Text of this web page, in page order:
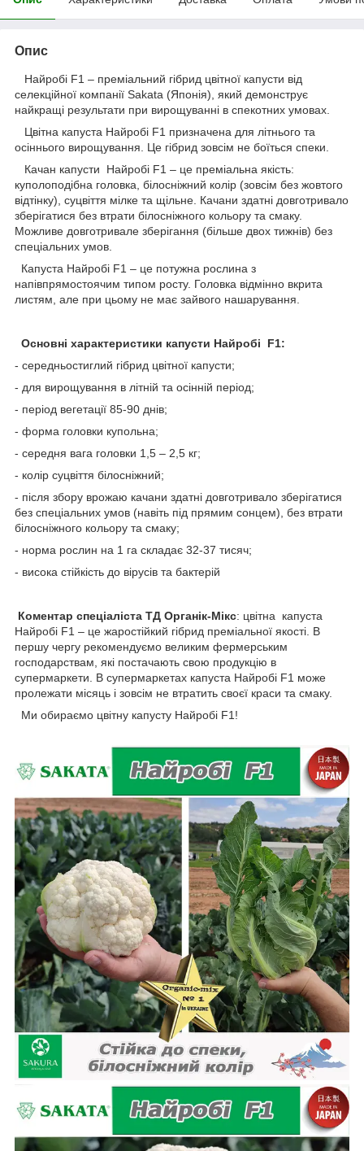
Опис
Найробі F1 – преміальний гібрид цвітної капусти від
селекційної компанії Sakata (Японія), який демонструє
найкращі результати при вирощуванні в спекотних умовах.
Цвітна капуста Найробі F1 призначена для літнього та
осіннього вирощування. Це гібрид зовсім не боїться спеки.
Качан капусти Найробі F1 – це преміальна якість:
куполоподібна головка, білосніжний колір (зовсім без жовтого
відтінку), суцвіття мілке та щільне. Качани здатні довготривало
зберігатися без втрати білосніжного кольору та смаку.
Можливе довготривале зберігання (більше двох тижнів) без
спеціальних умов.
Капуста Найробі F1 – це потужна рослина з
напівпрямостоячим типом росту. Головка відмінно вкрита
листям, але при цьому не має зайвого нашарування.
Основні характеристики капусти Найробі
F1:
- середньостиглий гібрид цвітної капусти;
- для вирощування в літній та осінній період;
- період вегетації 85-90 днів;
- форма головки купольна;
- середня вага головки 1,5 – 2,5 кг;
- колір суцвіття білосніжний;
- після збору врожаю качани здатні довготривало зберігатися
без спеціальних умов (навіть під прямим сонцем), без втрати
білосніжного кольору та смаку;
- норма рослин на 1 га складає 32-37 тисяч;
- висока стійкість до вірусів та бактерій
Коментар спеціаліста ТД Органік-Мікс: цвітна капуста
Найробі F1 – це жаростійкий гібрид преміальної якості. В
першу чергу рекомендуємо великим фермерським
господарствам, які постачають свою продукцію в
супермаркети. В супермаркетах капуста Найробі F1 може
пролежати місяць і зовсім не втратить своєї краси та смаку.
Ми обираємо цвітну капусту Найробі F1!